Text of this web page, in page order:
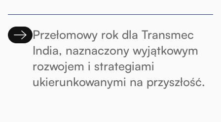
Przełomowy rok dla Transmec
India, naznaczony wyjątkowym
rozwojem i strategiami
ukierunkowanymi na przyszłość.